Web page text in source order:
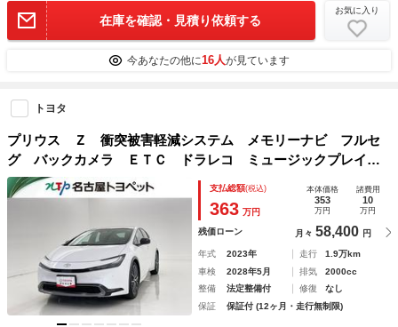
在庫を確認・見積り依頼する
お気に入り
今あなたの他に16人が見ています
トヨタ
プリウス Ｚ 衝突被害軽減システム メモリーナビ フルセ
グ バックカメラ ＥＴＣ ドラレコ ミュージックプレイヤ
ー接続可 サンルーフ 電動シート オートクルーズコントロ
ール ＬＥＤヘッドランプ スマートキー
支払総額(税込)
363 万円
本体価格
353
万円
諸費用
10
万円
残価ローン 月々 58,400 円
年式 2023年 走行
1.9万km
車検
2028年5月 排気
2000cc
整備
法定整備付 修復
なし
保証
保証付 (12ヶ月・走行無制限)